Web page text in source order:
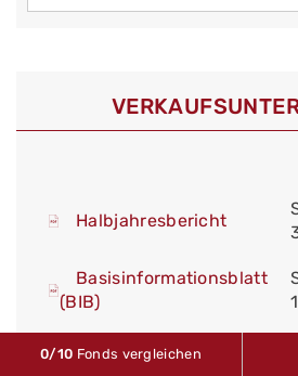
Halbjahresbericht
Basisinformationsblatt
(BIB)
Vereinfachter
0/10 Fonds vergleichen